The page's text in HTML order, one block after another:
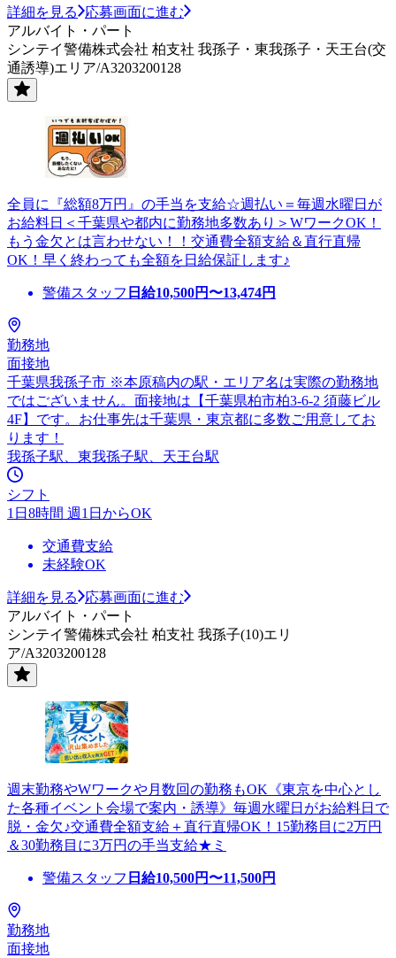
詳細を見る
応募画面に進む
アルバイト・パート
シンテイ警備株式会社 柏支社 我孫子・東我孫子・天王台(交
通誘導)エリア/A3203200128
全員に『総額8万円』の手当を支給☆週払い＝毎週水曜日が
お給料日＜千葉県や都内に勤務地多数あり＞WワークOK！
もう金欠とは言わせない！！交通費全額支給＆直行直帰
OK！早く終わっても全額を日給保証します♪
警備スタッフ 日給10,500円〜13,474円
勤務地
面接地
千葉県我孫子市 ※本原稿内の駅・エリア名は実際の勤務地
ではございません。面接地は【千葉県柏市柏3-6-2 須藤ビル
4F】です。お仕事先は千葉県・東京都に多数ご用意してお
ります！
我孫子駅、東我孫子駅、天王台駅
シフト
1日8時間 週1日からOK
交通費支給
未経験OK
詳細を見る
応募画面に進む
アルバイト・パート
シンテイ警備株式会社 柏支社 我孫子(10)エリ
ア/A3203200128
週末勤務やWワークや月数回の勤務もOK《東京を中心とし
た各種イベント会場で案内・誘導》毎週水曜日がお給料日で
脱・金欠♪交通費全額支給＋直行直帰OK！15勤務目に2万円
＆30勤務目に3万円の手当支給★ミ
警備スタッフ 日給10,500円〜11,500円
勤務地
面接地